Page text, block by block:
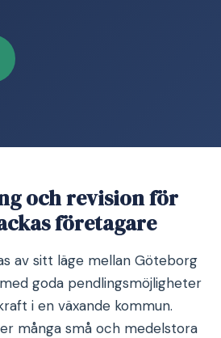
och revision för
företagare
av sitt läge mellan Göteborg
goda pendlingsmöjligheter
i en växande kommun.
många små och medelstora